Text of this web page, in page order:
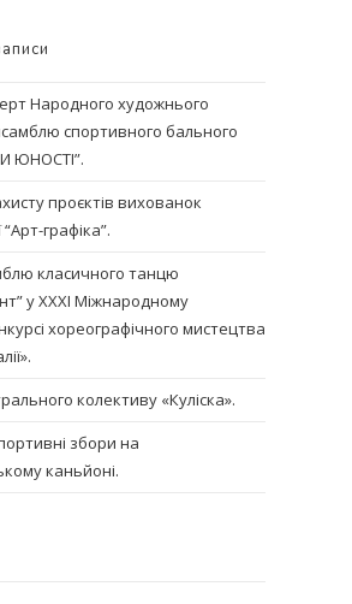
Народного художнього
спортивного бального
ЮНОСТІ”.
проєктів вихованок
графіка”.
класичного танцю
у ХХХІ Міжнародному
хореографічного мистецтва
колективу «Куліска».
збори на
каньйоні.